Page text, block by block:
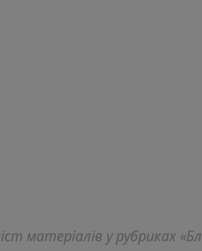
матеріалів у рубриках